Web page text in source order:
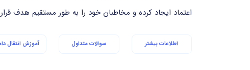
اعتماد ایجاد کرده و مخاطبان خود را به طور مستقیم هدف
اطلاعات بیشتر سوالات متداول آموزش انتقال